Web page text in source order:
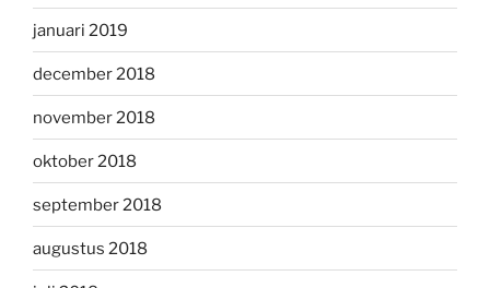
januari 2019
december 2018
november 2018
oktober 2018
september 2018
augustus 2018